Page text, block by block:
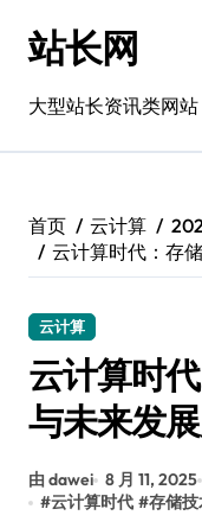
站长网
大型站长资讯类网
首页 云计算
云计算时代：存
云计算
云计算时
与未来发
由 dawei 8 月 11, 2025
#云计算时代 #存储